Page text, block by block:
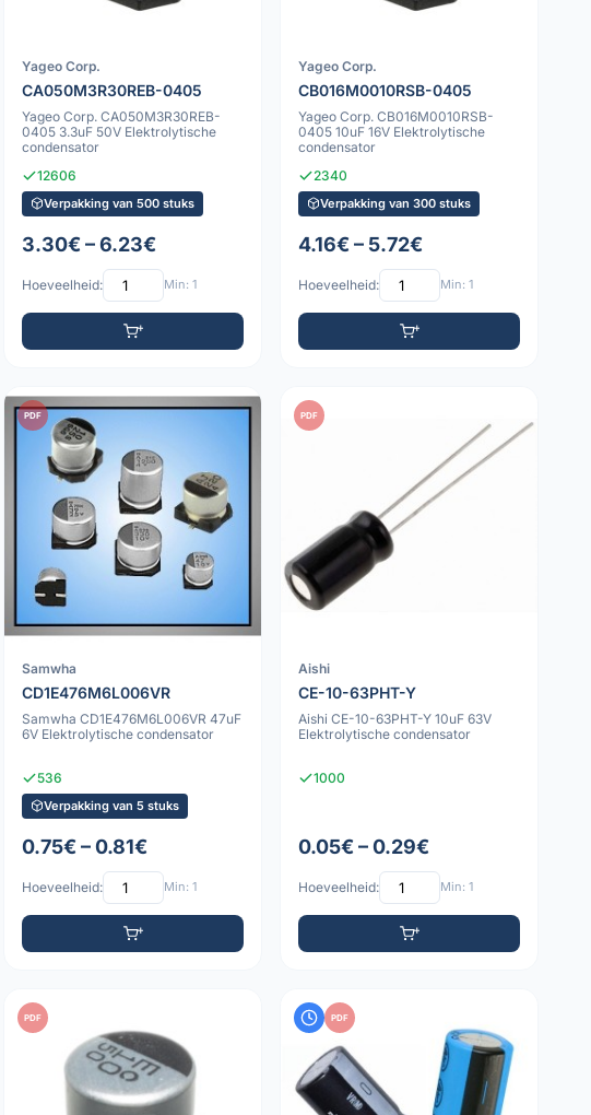
Yageo Corp.
CA050M3R30REB-0405
Yageo Corp. CA050M3R30REB-
0405 3.3uF 50V Elektrolytische
condensator
12606
Verpakking van 500 stuks
3.30€ – 6.23€
Hoeveelheid: Min: 1
Yageo Corp.
CB016M0010RSB-0405
Yageo Corp. CB016M0010RSB-
0405 10uF 16V Elektrolytische
condensator
2340
Verpakking van 300 stuks
4.16€ – 5.72€
Hoeveelheid: Min: 1
PDF
Samwha
CD1E476M6L006VR
Samwha CD1E476M6L006VR 47uF
6V Elektrolytische condensator
536
Verpakking van 5 stuks
0.75€ – 0.81€
Hoeveelheid: Min: 1
PDF
Aishi
CE-10-63PHT-Y
Aishi CE-10-63PHT-Y 10uF 63V
Elektrolytische condensator
1000
0.05€ – 0.29€
Hoeveelheid: Min: 1
PDF PDF